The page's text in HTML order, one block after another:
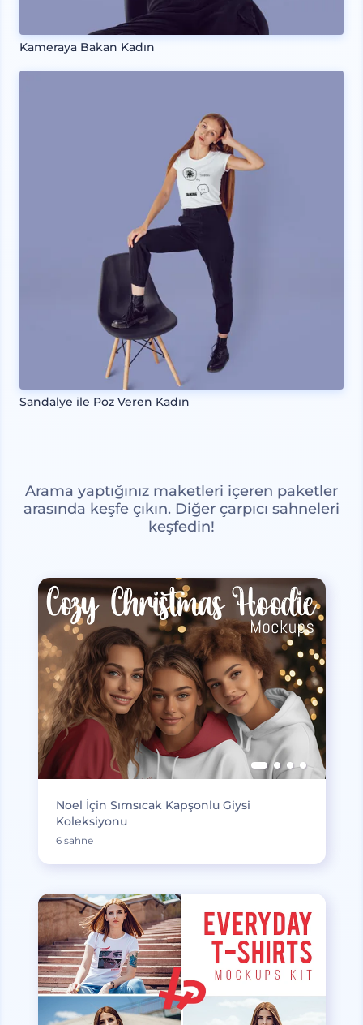
Kameraya Bakan Kadın
Sandalye ile Poz Veren Kadın
Arama yaptığınız maketleri içeren paketler
arasında keşfe çıkın. Diğer çarpıcı sahneleri
keşfedin!
Noel İçin Sımsıcak Kapşonlu Giysi
Koleksiyonu
6 sahne